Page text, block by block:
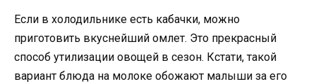
Если в холодильнике есть кабачки, можно
приготовить вкуснейший омлет. Это прекрасный
способ утилизации овощей в сезон. Кстати, такой
вариант блюда на молоке обожают малыши за его